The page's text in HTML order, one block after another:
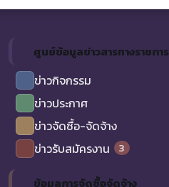
ศูนย์ข้อมูลข่าวสารทางราชการ
ข่าวกิจกรรม
ข่าวประกาศ
ข่าวจัดซื้อ-จัดจ้าง
ข่าวรับสมัครงาน
3
ข้อมูลการจัดซื้อจัดจ้าง